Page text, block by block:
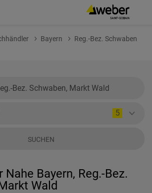
Bayern
Reg.-Bez. Schwaben
5
SUCHEN
Nahe Bayern, Reg.-Bez.
Wald